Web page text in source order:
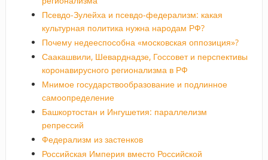
Псевдо-Зулейха и псевдо-федерализм: какая
культурная политика нужна народам РФ?
Почему недееспособна «московская оппозиция»?
Саакашвили, Шеварднадзе, Госсовет и перспективы
коронавирусного регионализма в РФ
Мнимое государствообразование и подлинное
самоопределение
Башкортостан и Ингушетия: параллелизм
репрессий
Федерализм из застенков
Российская Империя вместо Российской